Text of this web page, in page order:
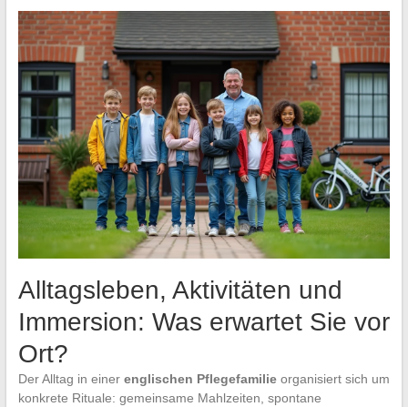
Alltagsleben, Aktivitäten und
Immersion: Was erwartet Sie vor
Ort?
Der Alltag in einer englischen Pflegefamilieorganisiert sich um
konkrete Rituale: gemeinsame Mahlzeiten, spontane